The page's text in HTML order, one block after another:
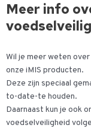
Meer info
Wil je meer weten
onze iMIS producten.
Deze zijn speciaal
to-date-te houden.
Daarnaast kun je ook
voedselveiligheid